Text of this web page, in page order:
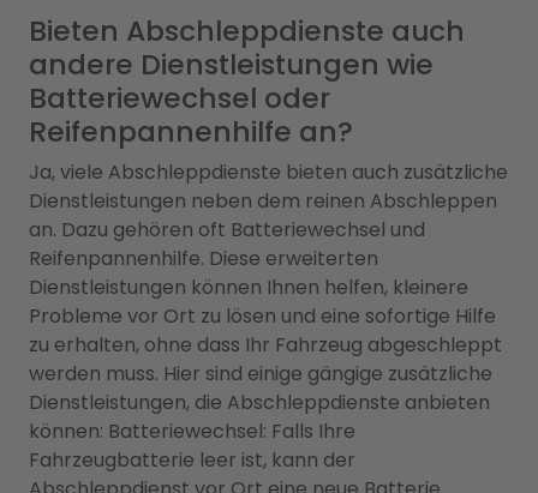
Bieten Abschleppdienste auch
andere Dienstleistungen wie
Batteriewechsel oder
Reifenpannenhilfe an?
Ja, viele Abschleppdienste bieten auch zusätzliche
Dienstleistungen neben dem reinen Abschleppen
an. Dazu gehören oft Batteriewechsel und
Reifenpannenhilfe. Diese erweiterten
Dienstleistungen können Ihnen helfen, kleinere
Probleme vor Ort zu lösen und eine sofortige Hilfe
zu erhalten, ohne dass Ihr Fahrzeug abgeschleppt
werden muss. Hier sind einige gängige zusätzliche
Dienstleistungen, die Abschleppdienste anbieten
können: Batteriewechsel: Falls Ihre
Fahrzeugbatterie leer ist, kann der